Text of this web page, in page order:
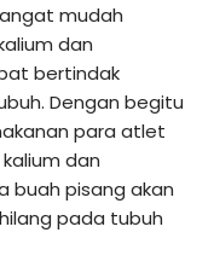
mudah
dan
bertindak
Dengan begitu
para atlet
dan
buah pisang akan
pada tubuh